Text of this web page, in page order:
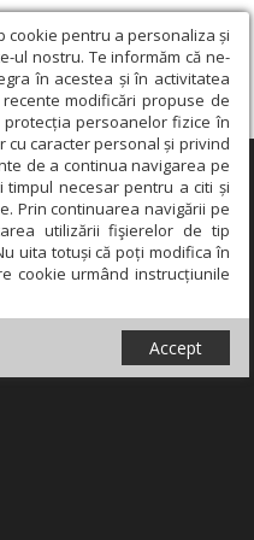
cookie pentru a personaliza și
ul nostru. Te informăm că ne-
în acestea și în activitatea
modificări propuse de
protecția persoanelor fizice în
caracter personal și privind
de a continua navigarea pe
timpul necesar pentru a citi și
Prin continuarea navigării pe
utilizării fişierelor de tip
uita totuși că poți modifica în
cookie urmând instrucțiunile
Accept
×